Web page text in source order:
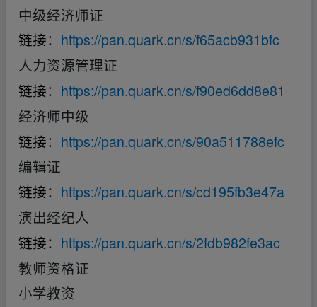
中级经济师证
链接： https://pan.quark.cn/s/f65acb931bfc
人力资源管理证
链接： https://pan.quark.cn/s/f90ed6dd8e81
经济师中级
链接： https://pan.quark.cn/s/90a511788efc
编辑证
链接： https://pan.quark.cn/s/cd195fb3e47a
演出经纪人
链接： https://pan.quark.cn/s/2fdb982fe3ac
教师资格证
小学教资